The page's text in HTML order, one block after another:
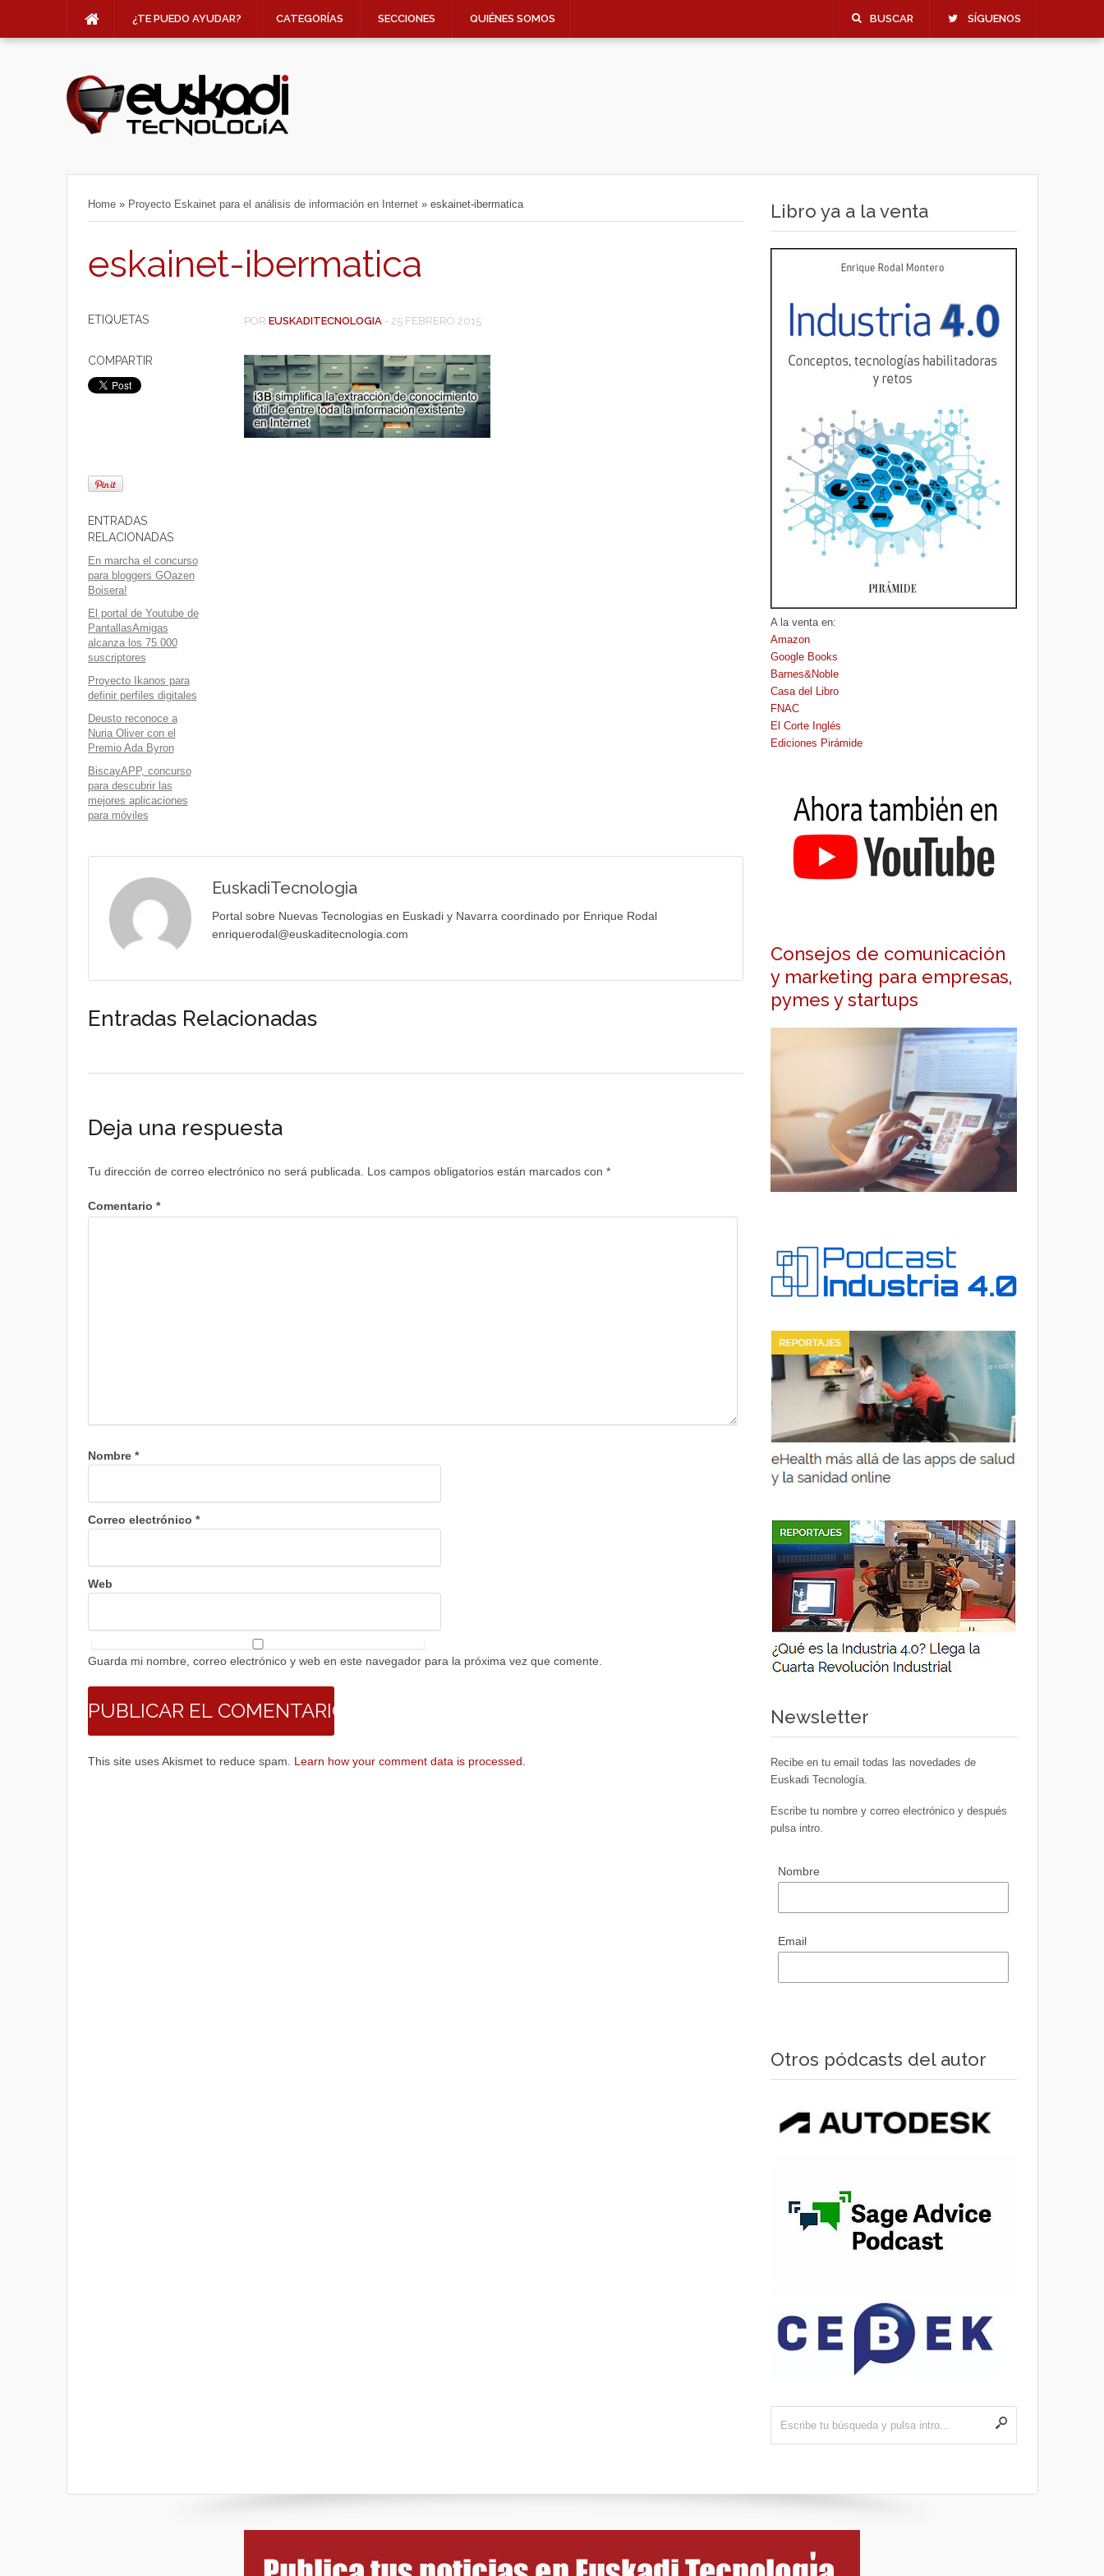
¿TE PUEDO AYUDAR? CATEGORÍAS SECCIONES QUIÉNES SOMOS BUSCAR SÍGUENOS
Home » Proyecto Eskainet para el análisis de información en Internet » eskainet-ibermatica
eskainet-ibermatica
ETIQUETAS
COMPARTIR
ENTRADAS
RELACIONADAS
En marcha el concurso
para bloggers GOazen
Boisera!
El portal de Youtube de
PantallasAmigas
alcanza los 75.000
suscriptores
Proyecto Ikanos para
definir perfiles digitales
Deusto reconoce a
Nuria Oliver con el
Premio Ada Byron
BiscayAPP, concurso
para descubrir las
mejores aplicaciones
para móviles
POR EUSKADITECNOLOGIA - 25 FEBRERO 2015
EuskadiTecnologia
Portal sobre Nuevas Tecnologias en Euskadi y Navarra coordinado por Enrique Rodal
enriquerodal@euskaditecnologia.com
Entradas Relacionadas
Deja una respuesta
Tu dirección de correo electrónico no será publicada. Los campos obligatorios están marcados con *
Comentario *
Nombre *
Correo electrónico *
Web
Guarda mi nombre, correo electrónico y web en este navegador para la próxima vez que comente.
This site uses Akismet to reduce spam. Learn how your comment data is processed.
Libro ya a la venta
A la venta en:
Amazon
Google Books
Barnes&Noble
Casa del Libro
FNAC
El Corte Inglés
Ediciones Pirámide
Consejos de comunicación
y marketing para empresas,
pymes y startups
Newsletter
Recibe en tu email todas las novedades de
Euskadi Tecnología.
Escribe tu nombre y correo electrónico y después
pulsa intro.
Nombre
Email
Otros pódcasts del autor